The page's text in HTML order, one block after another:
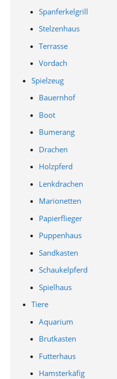
Spanferkelgrill
Stelzenhaus
Terrasse
Vordach
Spielzeug
Bauernhof
Boot
Bumerang
Drachen
Holzpferd
Lenkdrachen
Marionetten
Papierflieger
Puppenhaus
Sandkasten
Schaukelpferd
Spielhaus
Tiere
Aquarium
Brutkasten
Futterhaus
Hamsterkäfig